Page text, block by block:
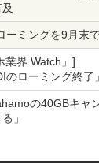
ーミングを9月末
業界 Watch」]
のローミング終了
課題
の40GBキャ
」